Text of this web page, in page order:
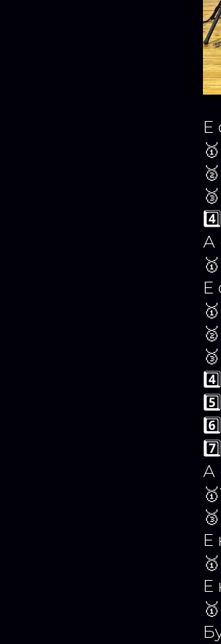
Е
А
Е
А
Е
Е